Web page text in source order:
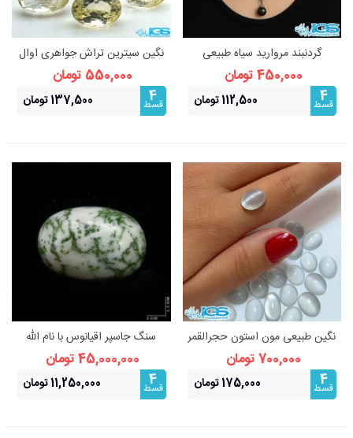
گردنبند مروارید سیاه طبیعی
450,000 تومان
4
قسط 112,500 تومان
نگین سیترین تراش جواهری اوال
550,000 تومان
4
قسط 137,500 تومان
نگین طبیعی مون استون حجرالقمر
یا سنگ ماه
700,000 تومان
4
قسط 175,000 تومان
سنگ جاسپر اقیانوس با نام الله
45,000,000 تومان
4
قسط 11,250,000 تومان